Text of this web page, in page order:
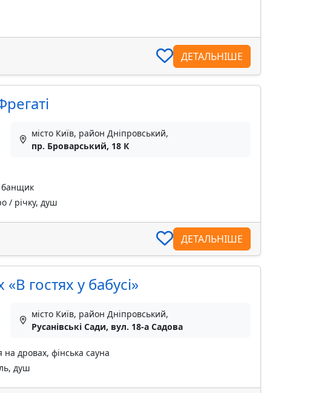
ДЕТАЛЬНІШЕ
місто Київ, район Дніпровський,
пр. Броварський, 18 К
банщик
/ річку, душ
ДЕТАЛЬНІШЕ
гостях у бабусі»
місто Київ, район Дніпровський,
Русанівські Сади, вул. 18-а Садова
на дровах, фінська сауна
душ